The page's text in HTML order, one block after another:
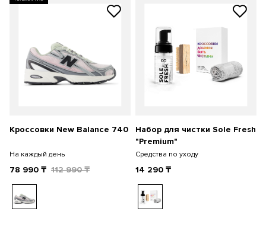
Кроссовки New Balance 740
На каждый день
78 990 ₸ 112 990₸
Набор для чистки Sole Fresh
"Premium"
Средства по уходу
14 290 ₸